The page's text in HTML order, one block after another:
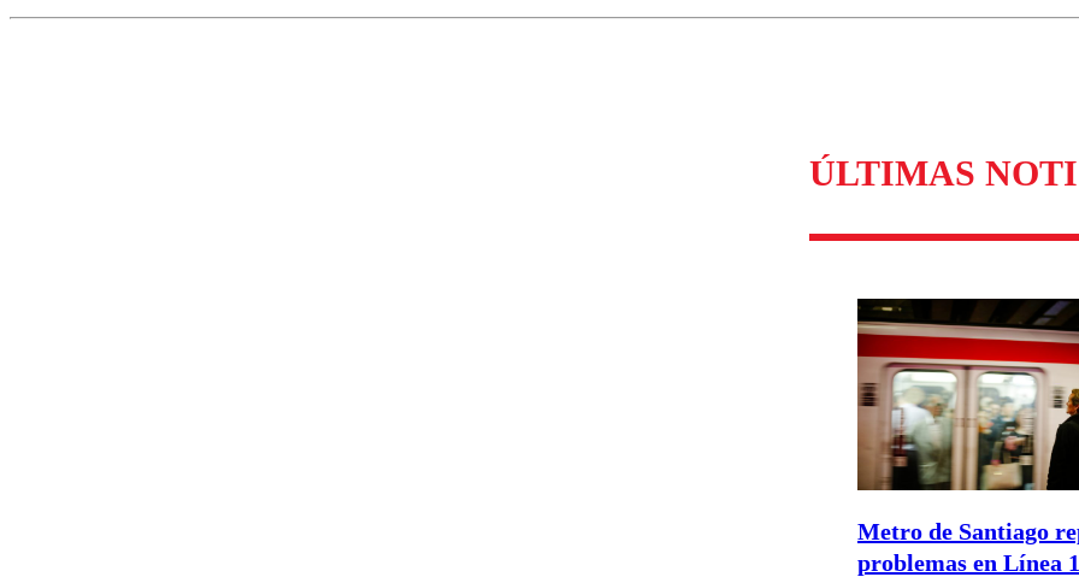
ÚLTIMAS
Metro de Santiago
problemas en Línea